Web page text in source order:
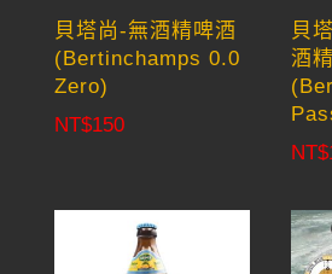
貝塔尚-無酒精啤酒
(Bertinchamps 0.0
Zero)
NT$150
貝
酒
NT$